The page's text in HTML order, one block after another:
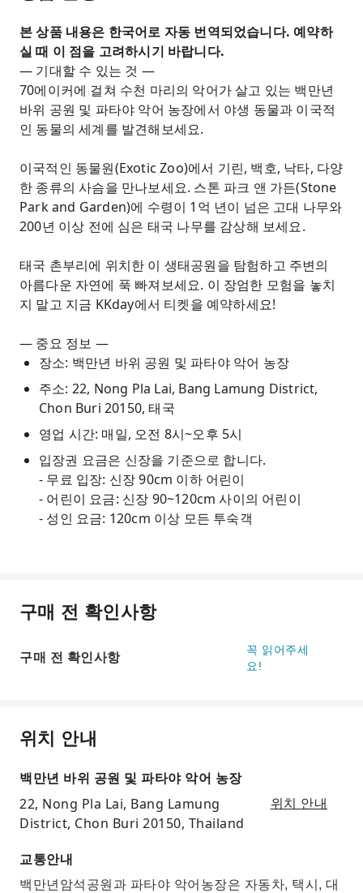
본 상품 내용은 한국어로 자동 번역되었습니다. 예약하
실 때 이 점을 고려하시기 바랍니다.
— 기대할 수 있는 것 —
70에이커에 걸쳐 수천 마리의 악어가 살고 있는 백만년
바위 공원 및 파타야 악어 농장에서 야생 동물과 이국적
인 동물의 세계를 발견해보세요.
이국적인 동물원(Exotic Zoo)에서 기린, 백호, 낙타, 다양
한 종류의 사슴을 만나보세요. 스톤 파크 앤 가든(Stone
Park and Garden)에 수령이 1억 년이 넘은 고대 나무와
200년 이상 전에 심은 태국 나무를 감상해 보세요.
태국 촌부리에 위치한 이 생태공원을 탐험하고 주변의
아름다운 자연에 푹 빠져보세요. 이 장엄한 모험을 놓치
지 말고 지금 KKday에서 티켓을 예약하세요!
— 중요 정보 —
장소: 백만년 바위 공원 및 파타야 악어 농장
주소: 22, Nong Pla Lai, Bang Lamung District,
Chon Buri 20150, 태국
영업 시간: 매일, 오전 8시~오후 5시
입장권 요금은 신장을 기준으로 합니다.
- 무료 입장: 신장 90cm 이하 어린이
- 어린이 요금: 신장 90~120cm 사이의 어린이
- 성인 요금: 120cm 이상 모든 투숙객
구매 전 확인사항
구매 전 확인사항
꼭 읽어주세
요!
위치 안내
백만년 바위 공원 및 파타야 악어 농장
22, Nong Pla Lai, Bang Lamung
District, Chon Buri 20150, Thailand
위치 안내
교통안내
백만년암석공원과 파타야 악어농장은 자동차, 택시, 대